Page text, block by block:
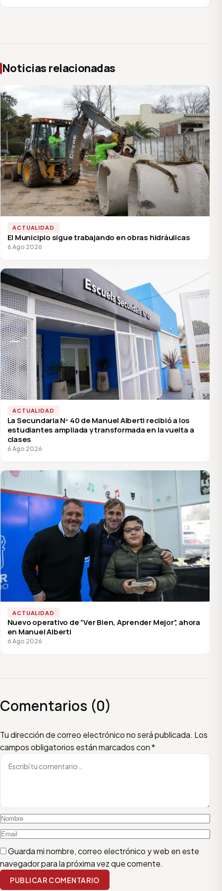
Noticias relacionadas
ACTUALIDAD
El Municipio sigue trabajando en obras hidráulicas
6 Ago 2026
ACTUALIDAD
La Secundaria Nº 40 de Manuel Alberti recibió a los
estudiantes ampliada y transformada en la vuelta a
clases
6 Ago 2026
ACTUALIDAD
Nuevo operativo de “Ver Bien, Aprender Mejor”, ahora
en Manuel Alberti
6 Ago 2026
Comentarios (0)
Tu dirección de correo electrónico no será publicada. Los
campos obligatorios están marcados con*
Escribí tu comentario
Nombre
Email
Guarda mi nombre, correo electrónico y web en este
navegador para la próxima vez que comente.
PUBLICAR COMENTARIO